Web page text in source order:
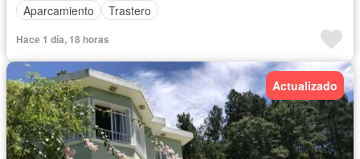
Aparcamiento
Trastero
Hace 1 día, 18 horas
Actualizado